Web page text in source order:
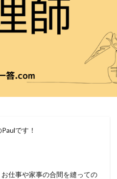
Paulです！
仕事や家事の合間を縫っての